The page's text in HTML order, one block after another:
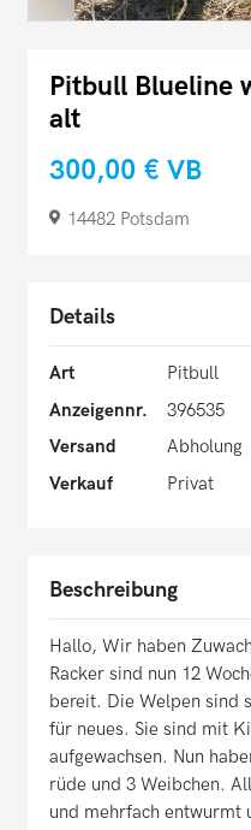
Pitbull Blueline
alt
300,00 € VB
14482 Potsdam
Details
Art
Pitbull
Anzeigennr.
396535
Versand
Abholung
Verkauf
Privat
Beschreibung
Hallo, Wir haben
Racker sind nun 12
bereit. Die Welpen sind
für neues. Sie sind mit
aufgewachsen. Nun
rüde und 3 Weibchen.
und mehrfach entwurmt